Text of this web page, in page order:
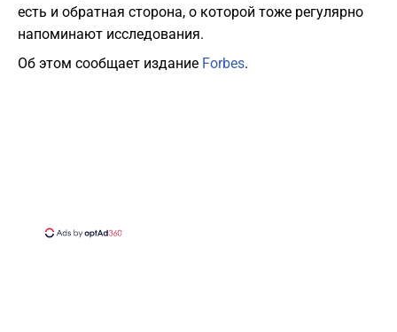
есть и обратная сторона, о которой тоже регулярно
напоминают исследования.
Об этом сообщает издание Forbes.